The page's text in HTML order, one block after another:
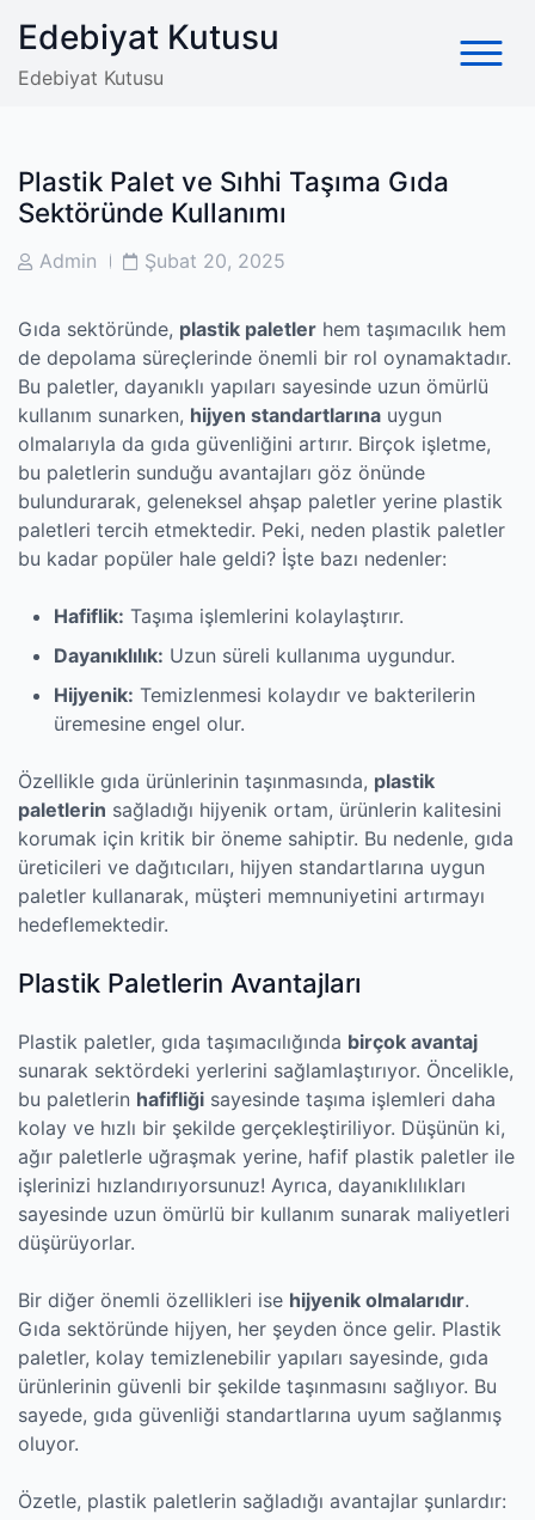
content
Edebiyat Kutusu
Edebiyat Kutusu
Plastik Palet ve Sıhhi Taşıma Gıda
Sektöründe Kullanımı
PostAdmin
PostŞubat 20, 2025
Gıda sektöründe, plastik paletler hem taşımacılık hem
de depolama süreçlerinde önemli bir rol oynamaktadır.
Bu paletler, dayanıklı yapıları sayesinde uzun ömürlü
kullanım sunarken, hijyen standartlarına uygun
olmalarıyla da gıda güvenliğini artırır. Birçok işletme,
bu paletlerin sunduğu avantajları göz önünde
bulundurarak, geleneksel ahşap paletler yerine plastik
paletleri tercih etmektedir. Peki, neden plastik paletler
bu kadar popüler hale geldi? İşte bazı nedenler:
Hafiflik: Taşıma işlemlerini kolaylaştırır.
Dayanıklılık: Uzun süreli kullanıma uygundur.
Hijyenik: Temizlenmesi kolaydır ve bakterilerin
üremesine engel olur.
Özellikle gıda ürünlerinin taşınmasında, plastik
paletlerin sağladığı hijyenik ortam, ürünlerin kalitesini
korumak için kritik bir öneme sahiptir. Bu nedenle, gıda
üreticileri ve dağıtıcıları, hijyen standartlarına uygun
paletler kullanarak, müşteri memnuniyetini artırmayı
hedeflemektedir.
Plastik Paletlerin Avantajları
Plastik paletler, gıda taşımacılığında birçok avantaj
sunarak sektördeki yerlerini sağlamlaştırıyor. Öncelikle,
bu paletlerin hafifliği sayesinde taşıma işlemleri daha
kolay ve hızlı bir şekilde gerçekleştiriliyor. Düşünün ki,
ağır paletlerle uğraşmak yerine, hafif plastik paletler ile
işlerinizi hızlandırıyorsunuz! Ayrıca, dayanıklılıkları
sayesinde uzun ömürlü bir kullanım sunarak maliyetleri
düşürüyorlar.
Bir diğer önemli özellikleri ise hijyenik olmalarıdır.
Gıda sektöründe hijyen, her şeyden önce gelir. Plastik
paletler, kolay temizlenebilir yapıları sayesinde, gıda
ürünlerinin güvenli bir şekilde taşınmasını sağlıyor. Bu
sayede, gıda güvenliği standartlarına uyum sağlanmış
oluyor.
Özetle, plastik paletlerin sağladığı avantajlar şunlardır: